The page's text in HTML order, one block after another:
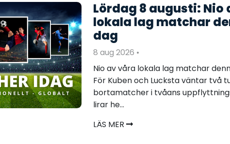
Lördag 8 augusti: Nio
lokala lag matchar
dag
8 aug 2026 •
Nio av våra lokala lag matchar
För Kuben och Lucksta väntar två
bortamatcher i tvåans
lirar he...
LÄS MER